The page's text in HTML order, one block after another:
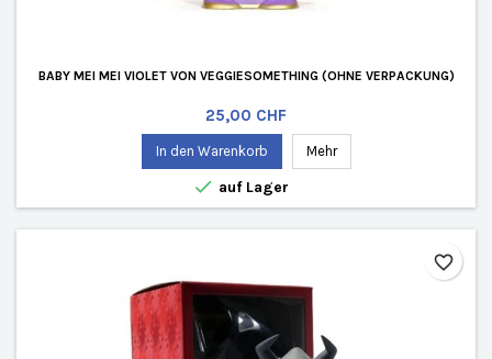
BABY MEI MEI VIOLET VON VEGGIESOMETHING (OHNE VERPACKUNG)
Preis
25,00 CHF
In den Warenkorb Mehr
 auf Lager
favorite_border